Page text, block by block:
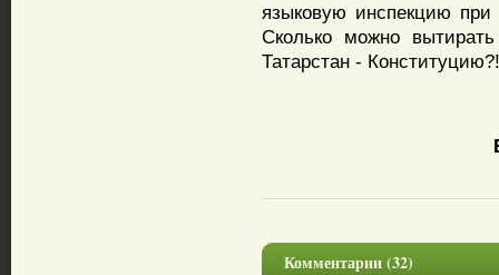
языковую инспекцию
Сколько можно
Татарстан - Конституцию?!
Комментарии (32)